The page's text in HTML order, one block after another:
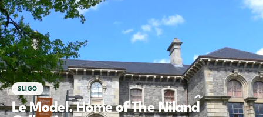
SLIGO
Le Model. Home of The Niland